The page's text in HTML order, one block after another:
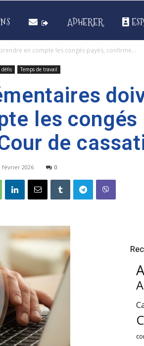
ADHERER
en compte les congés payés, confirme...
défis Temps de travail
les congés
de
février 2026 0